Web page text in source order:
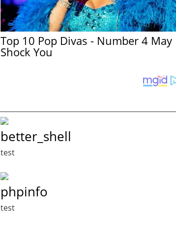
Top 10 Pop Divas - Number 4 May
Shock You
better_shell
test
phpinfo
test